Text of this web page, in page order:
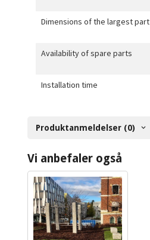
Dimensions of the largest part
Availability of spare parts
Installation time
Produktanmeldelser (0)
Vi anbefaler også